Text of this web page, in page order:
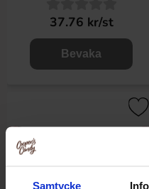
Samtycke
37.76 kr/st
Bevaka